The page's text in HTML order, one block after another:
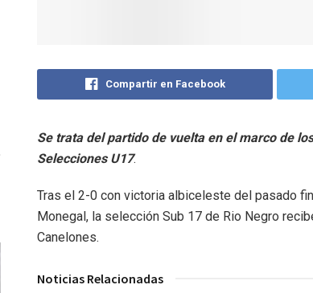
Compartir en Facebook
Se trata del partido de vuelta en el marco de
Selecciones U17.
Tras el 2-0 con victoria albiceleste del pasado
Monegal, la selección Sub 17 de Rio Negro
Canelones.
Noticias Relacionadas